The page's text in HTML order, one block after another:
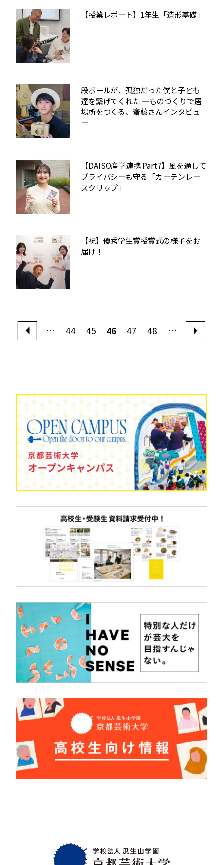
【授業レポート】1年生「造形基礎」
段ボールが、孤独だった僕と子ども
達を繋げてくれた ―ものづくりで居
場所をつくる、齋藤さんインタビュ
ー
【DAISO産学連携 Part7】風を通して
プライバシーも守る「カーテンレー
スクリップ」
【祝】優秀学生賞授賞式の様子をお
届け！
… 44 45 46 47 48 …